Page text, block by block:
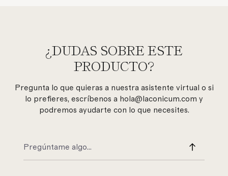
¿DUDAS SOBRE ESTE
PRODUCTO?
Pregunta lo que quieras a nuestra asistente virtual o si
lo prefieres, escríbenos a hola@laconicum.com y
podremos ayudarte con lo que necesites.